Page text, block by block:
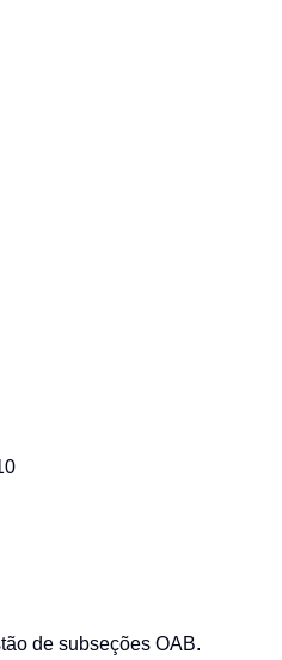
de subseções OAB.